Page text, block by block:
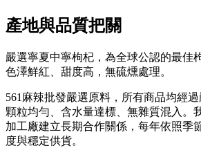
產地與品質把關
嚴選寧夏中寧枸杞，為全球公認的最佳
色澤鮮紅、甜度高，無硫燻處理。
561麻辣批發嚴選原料，所有商品均經
顆粒均勻、含水量達標、無雜質混入。
加工廠建立長期合作關係，每年依照季
度與穩定供貨。